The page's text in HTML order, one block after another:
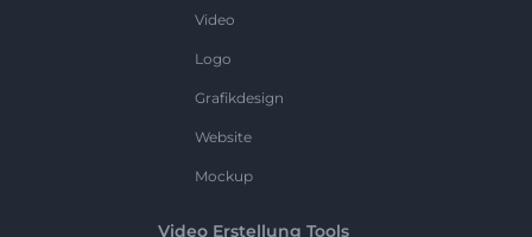
Video
Logo
Grafikdesign
Website
Mockup
Video Erstellung Tools